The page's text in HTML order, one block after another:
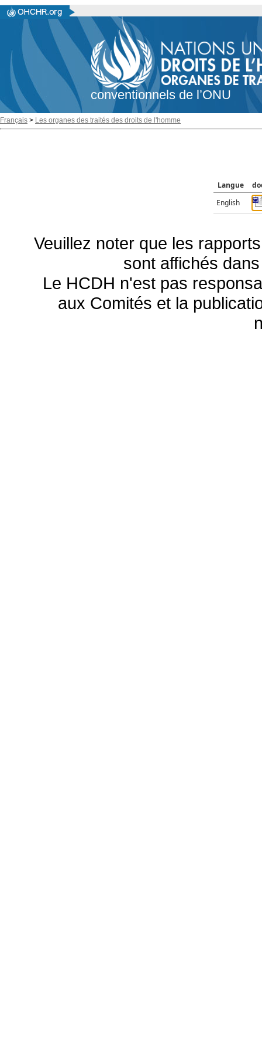
conventionnels de l’ONU
Français > Les organes des traités des droits de l'homme
Langue
English
Veuillez noter que les
sont affichés
Le HCDH n'est pas
aux Comités et la